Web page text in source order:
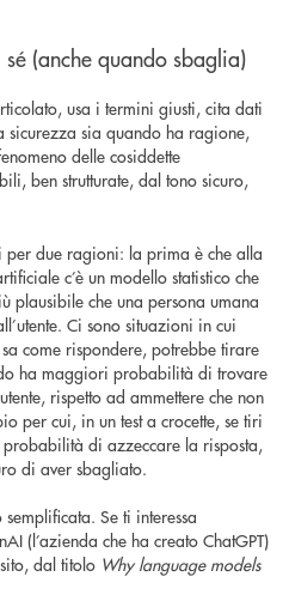
(anche quando sbaglia)
usa i termini giusti, cita dati
sicurezza sia quando ha ragione,
delle cosiddette
ben strutturate, dal tono sicuro,
per due ragioni: la prima è che alla
c’è un modello statistico che
plausibile che una persona umana
Ci sono situazioni in cui
come rispondere, potrebbe tirare
ha maggiori probabilità di trovare
rispetto ad ammettere che non
per cui, in un test a crocette, se tiri
di azzeccare la risposta,
di aver sbagliato.
Se ti interessa
(l’azienda che ha creato ChatGPT)
dal titolo Why language models